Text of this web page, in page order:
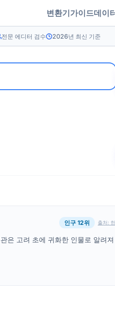
변환기가이드데이
전문 에디터 검수 2026년 최신 기준
인구 12위 출처:
은 고려 초에 귀화한 인물로 알려져